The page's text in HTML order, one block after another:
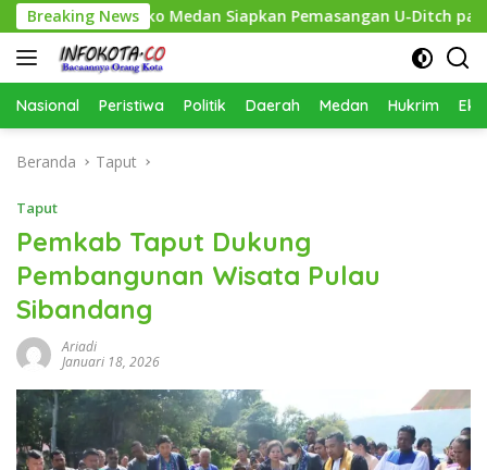
Langsung
ke
konten
Breaking News
Pemko Medan Siapkan Pemasangan U-Ditch pada 2027
Nasional Peristiwa Politik Daerah Medan Hukrim
Beranda Taput
Taput
Pemkab Taput Dukung
Pembangunan Wisata Pulau
Sibandang
Ariadi
Januari 18, 2026